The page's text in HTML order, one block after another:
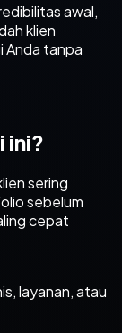
awal,
klien
Anda tanpa
ini?
sering
sebelum
cepat
layanan, atau